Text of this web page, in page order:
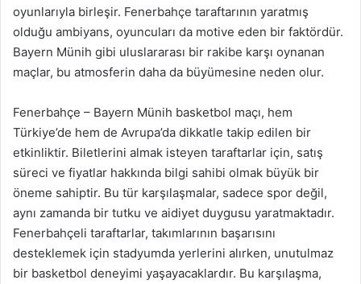
oyunlarıyla birleşir. Fenerbahçe taraftarının yaratmış
olduğu ambiyans, oyuncuları da motive eden bir faktördür.
Bayern Münih gibi uluslararası bir rakibe karşı oynanan
maçlar, bu atmosferin daha da büyümesine neden olur.
Fenerbahçe – Bayern Münih basketbol maçı, hem
Türkiye’de hem de Avrupa’da dikkatle takip edilen bir
etkinliktir. Biletlerini almak isteyen taraftarlar için, satış
süreci ve fiyatlar hakkında bilgi sahibi olmak büyük bir
öneme sahiptir. Bu tür karşılaşmalar, sadece spor değil,
aynı zamanda bir tutku ve aidiyet duygusu yaratmaktadır.
Fenerbahçeli taraftarlar, takımlarının başarısını
desteklemek için stadyumda yerlerini alırken, unutulmaz
bir basketbol deneyimi yaşayacaklardır. Bu karşılaşma,